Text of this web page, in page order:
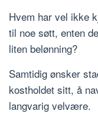
Hvem har vel ikke
til noe søtt, enten
liten belønning?
Samtidig ønsker
kostholdet sitt, å
langvarig velvære.